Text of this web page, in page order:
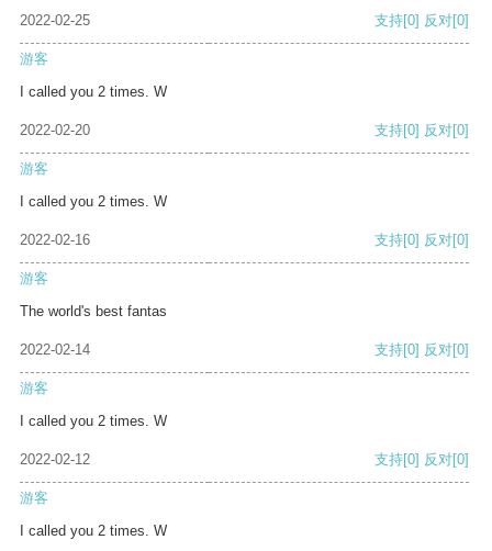
2022-02-25 支持[0] 反对[0]
游客
I called you 2 times. W
2022-02-20 支持[0] 反对[0]
游客
I called you 2 times. W
2022-02-16 支持[0] 反对[0]
游客
The world's best fantas
2022-02-14 支持[0] 反对[0]
游客
I called you 2 times. W
2022-02-12 支持[0] 反对[0]
游客
I called you 2 times. W